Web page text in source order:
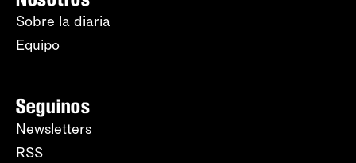
Sobre la diaria
Equipo
Seguinos
Newsletters
RSS